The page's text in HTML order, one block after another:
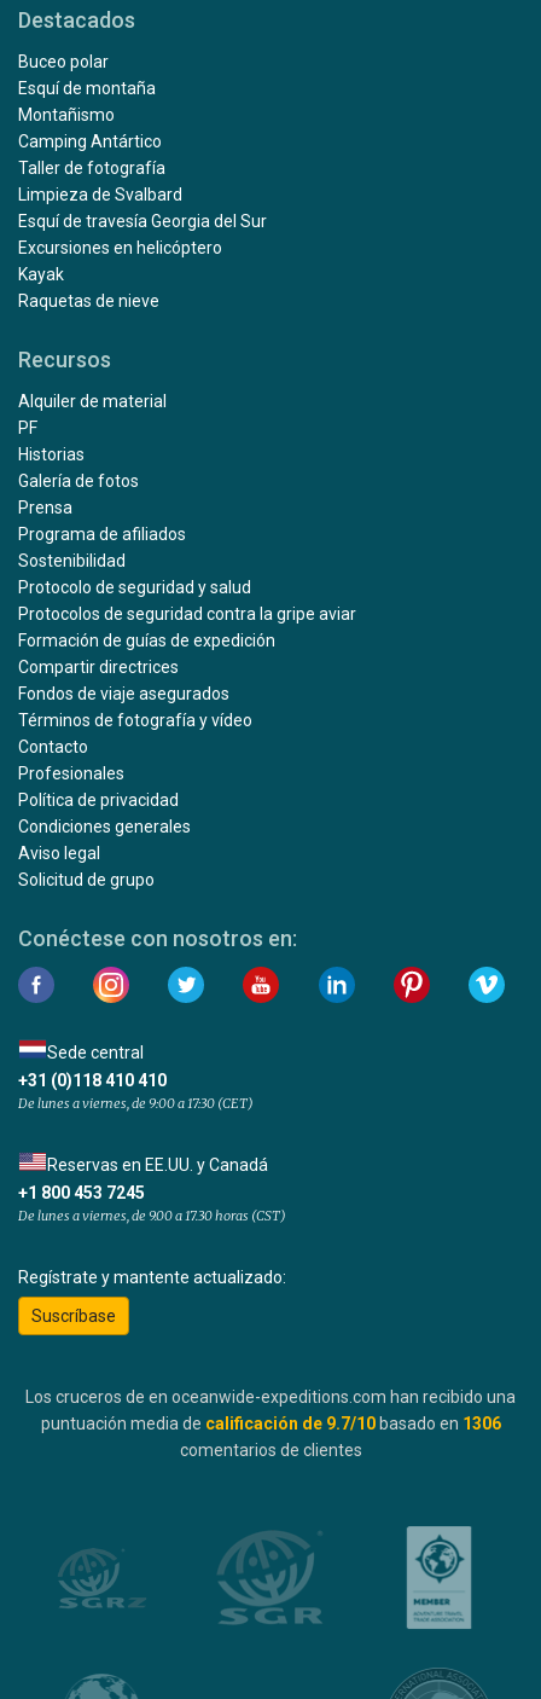
Destacados
Buceo polar
Esquí de montaña
Montañismo
Camping Antártico
Taller de fotografía
Limpieza de Svalbard
Esquí de travesía Georgia del Sur
Excursiones en helicóptero
Kayak
Raquetas de nieve
Recursos
Alquiler de material
PF
Historias
Galería de fotos
Prensa
Programa de afiliados
Sostenibilidad
Protocolo de seguridad y salud
Protocolos de seguridad contra la gripe aviar
Formación de guías de expedición
Compartir directrices
Fondos de viaje asegurados
Términos de fotografía y vídeo
Contacto
Profesionales
Política de privacidad
Condiciones generales
Aviso legal
Solicitud de grupo
Conéctese con nosotros en:
Sede central
+31 (0)118 410 410
De lunes a viernes, de 9:00 a 17:30 (CET)
Reservas en EE.UU. y Canadá
+1 800 453 7245
De lunes a viernes, de 9.00 a 17.30 horas (CST)
Regístrate y mantente actualizado:
Suscríbase
Los cruceros de en oceanwide-expeditions.com han recibido una
puntuación media de calificación de 9.7/10 basado en 1306
comentarios de clientes